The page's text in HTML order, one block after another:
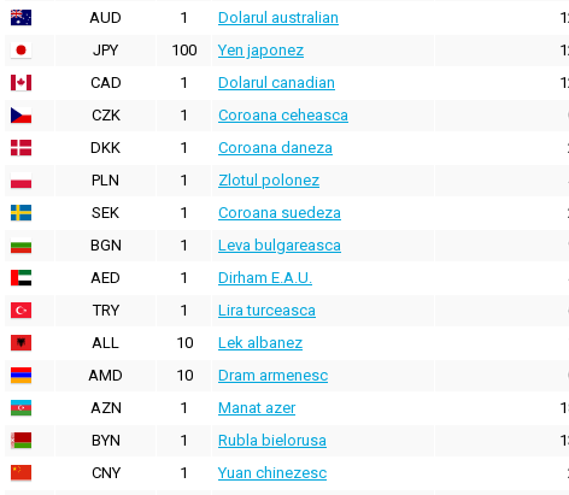
AUD
1 Dolarul australian
JPY
100 Yen japonez
CAD
1 Dolarul canadian
CZK
1 Coroana ceheasca
DKK
1 Coroana daneza
PLN
1 Zlotul polonez
SEK
1 Coroana suedeza
BGN
1 Leva bulgareasca
AED
1 Dirham E.A.U.
TRY
1 Lira turceasca
ALL
10 Lek albanez
AMD
10 Dram armenesc
AZN
1 Manat azer
BYN
1 Rubla bielorusa
CNY
1 Yuan chinezesc